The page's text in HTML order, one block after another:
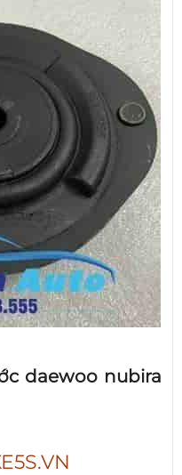
daewoo nubira